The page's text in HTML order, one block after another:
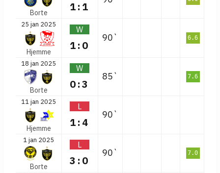
Borte 1:1
25 jan 2025
Hjemme
W
1:0
90` 6.6
18 jan 2025
Borte
W
0:3
85` 7.6
11 jan 2025
Hjemme
L
1:4
90`
1 jan 2025
Borte
L
3:0
90` 7.0